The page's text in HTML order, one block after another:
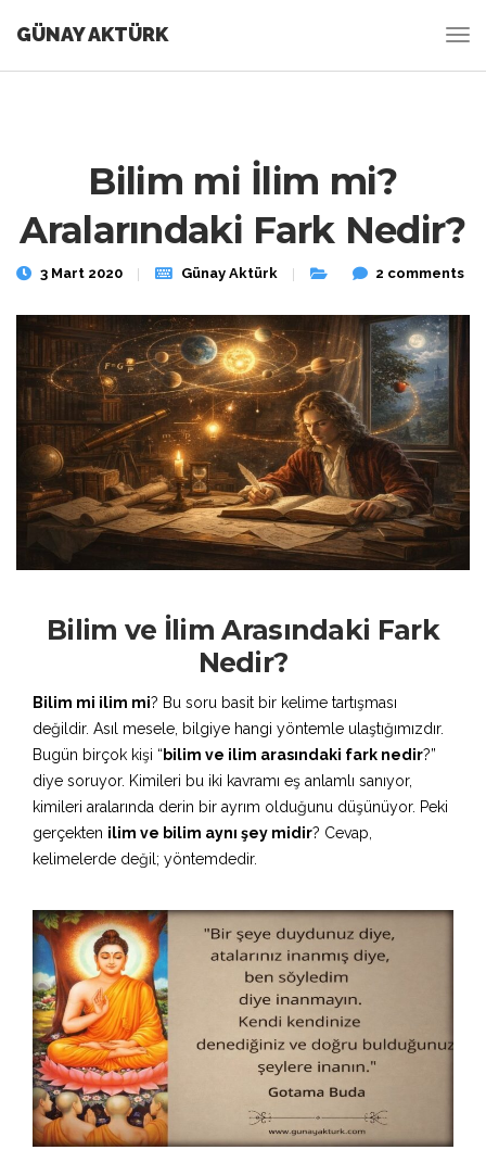
GÜNAY AKTÜRK
Bilim mi İlim mi?
Aralarındaki Fark Nedir?
3 Mart 2020 Günay Aktürk 2 comments
Bilim ve İlim Arasındaki Fark
Nedir?
Bilim mi ilim mi? Bu soru basit bir kelime tartışması
değildir. Asıl mesele, bilgiye hangi yöntemle ulaştığımızdır.
Bugün birçok kişi “bilim ve ilim arasındaki fark nedir?”
diye soruyor. Kimileri bu iki kavramı eş anlamlı sanıyor,
kimileri aralarında derin bir ayrım olduğunu düşünüyor. Peki
gerçekten ilim ve bilim aynı şey midir? Cevap,
kelimelerde değil; yöntemdedir.